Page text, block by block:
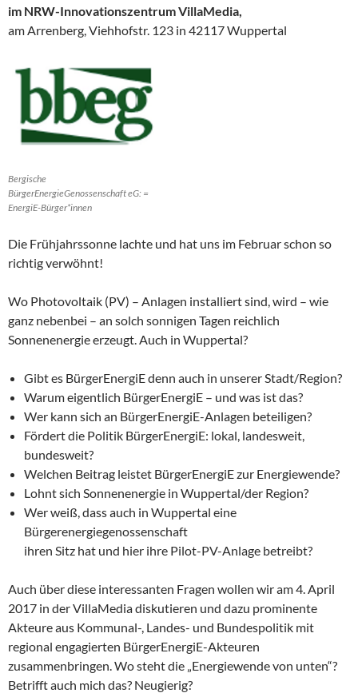
im NRW-Innovationszentrum VillaMedia,
am Arrenberg, Viehhofstr. 123 in 42117 Wuppertal
Bergische
BürgerEnergieGenossenschaft eG: =
EnergiE-Bürger*innen
Die Frühjahrssonne lachte und hat uns im Februar schon so
richtig verwöhnt!
Wo Photovoltaik (PV) – Anlagen installiert sind, wird – wie
ganz nebenbei – an solch sonnigen Tagen reichlich
Sonnenenergie erzeugt. Auch in Wuppertal?
Gibt es BürgerEnergiE denn auch in unserer Stadt/Region?
Warum eigentlich BürgerEnergiE – und was ist das?
Wer kann sich an BürgerEnergiE-Anlagen beteiligen?
Fördert die Politik BürgerEnergiE: lokal, landesweit,
bundesweit?
Welchen Beitrag leistet BürgerEnergiE zur Energiewende?
Lohnt sich Sonnenenergie in Wuppertal/der Region?
Wer weiß, dass auch in Wuppertal eine
Bürgerenergiegenossenschaft
ihren Sitz hat und hier ihre Pilot-PV-Anlage betreibt?
Auch über diese interessanten Fragen wollen wir am 4. April
2017 in der VillaMedia diskutieren und dazu prominente
Akteure aus Kommunal-, Landes- und Bundespolitik mit
regional engagierten BürgerEnergiE-Akteuren
zusammenbringen. Wo steht die „Energiewende von unten“?
Betrifft auch mich das? Neugierig?